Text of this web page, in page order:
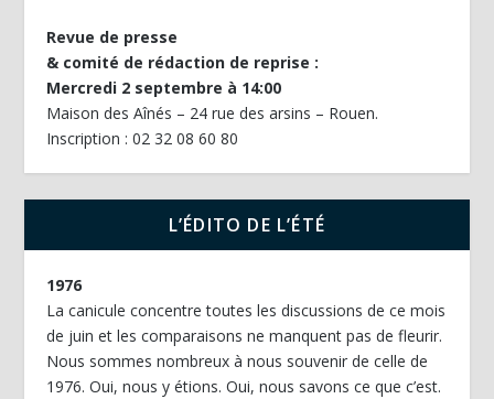
Revue de presse
& comité de rédaction de reprise :
Mercredi 2 septembre à 14:00
Maison des Aînés – 24 rue des arsins – Rouen.
Inscription : 02 32 08 60 80
L’ÉDITO DE L’ÉTÉ
1976
La canicule concentre toutes les discussions de ce mois
de juin et les comparaisons ne manquent pas de fleurir.
Nous sommes nombreux à nous souvenir de celle de
1976. Oui, nous y étions. Oui, nous savons ce que c’est.